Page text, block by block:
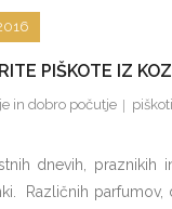
PIŠKOTE IZ
in dobro počutje
dnevih, praznikih
Različnih